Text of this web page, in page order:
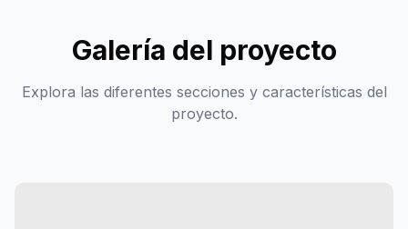
Galería del proyecto
Explora las diferentes secciones y características del
proyecto.